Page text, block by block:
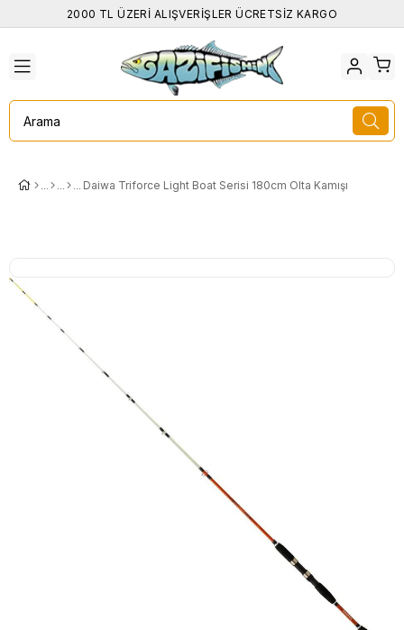
2000 TL ÜZERİ ALIŞVERİŞLER ÜCRETSİZ KARGO
Daiwa Triforce Light Boat Serisi 180cm Olta Kamışı